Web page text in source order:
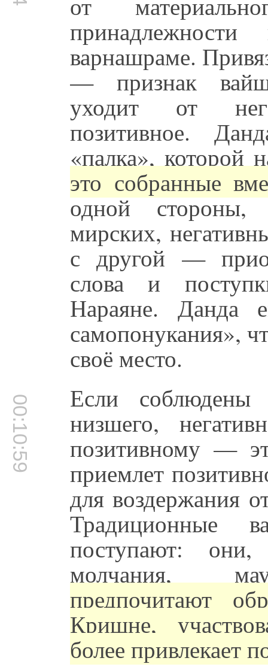
варнашраме.
— признак
уходит от
позитивное.
«палка», которой
это собранные
одной стороны,
мирских,
с другой —
слова и
Нараяне. Данда
самопонукания»,
своё место.
00:10:59 Если
низшего,
позитивному —
приемлет
для воздержания
Традиционные
поступают:
молчания,
предпочитают
Кришне,
более привлекает